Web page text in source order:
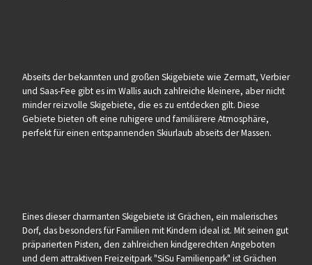
Abseits der bekannten und großen Skigebiete wie Zermatt, Verbier
und Saas-Fee gibt es im Wallis auch zahlreiche kleinere, aber nicht
minder reizvolle Skigebiete, die es zu entdecken gilt. Diese
Gebiete bieten oft eine ruhigere und familiärere Atmosphäre,
perfekt für einen entspannenden Skiurlaub abseits der Massen.
Eines dieser charmanten Skigebiete ist Grächen, ein malerisches
Dorf, das besonders für Familien mit Kindern ideal ist. Mit seinen gut
präparierten Pisten, den zahlreichen kindgerechten Angeboten
und dem attraktiven Freizeitpark "SiSu Familienpark" ist Grächen